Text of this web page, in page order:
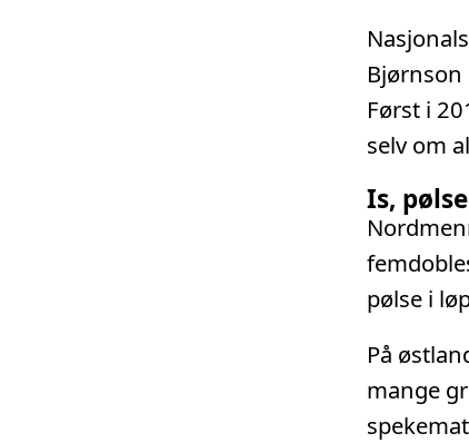
Bjørnson
Først i
selv om
Is,
pølse i
På
mange